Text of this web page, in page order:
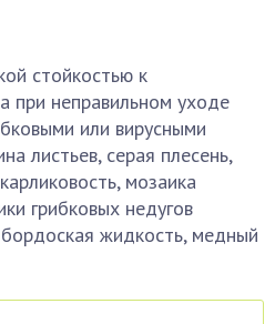
стойкостью к
при неправильном уходе
или вирусными
листьев, серая плесень,
мозаика
грибковых недугов
жидкость, медный